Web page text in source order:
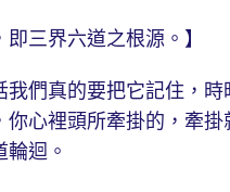
三界六道之根源。】
真的要把它記住，時
你心裡頭所牽掛的，牽
輪迴。